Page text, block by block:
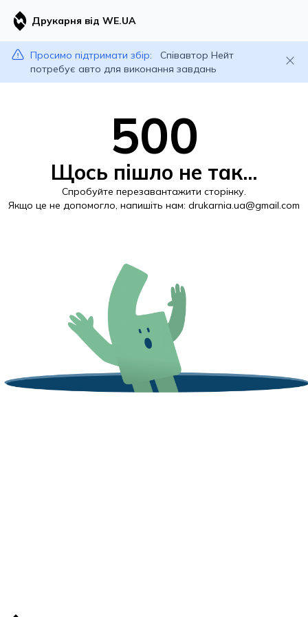
Друкарня від WE.UA
Просимо підтримати збір:
Співавтор Нейт
потребує авто для виконання завдань
500
Щось пішло не так...
Спробуйте перезавантажити сторінку.
Якщо це не допомогло, напишіть нам: drukarnia.ua@gmail.com